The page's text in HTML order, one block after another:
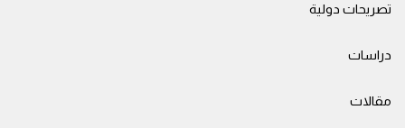
تصريحات دولية
دراسات
مقالات